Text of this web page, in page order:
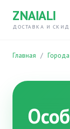
ZNAIALI
ДОСТАВКА И
Главная / Города